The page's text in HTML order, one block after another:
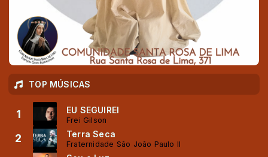
TOP MÚSICAS
1 EU SEGUIREI
Frei Gilson
2 Terra Seca
Fraternidade São João Paulo II